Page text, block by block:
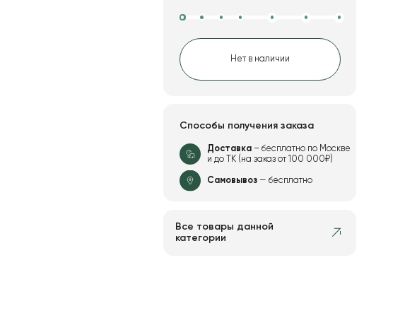
Нет в наличии
Способы получения заказа
Доставка– бесплатно по Москве
и до ТК (на заказ от 100 000₽)
Самовывоз— бесплатно
Все товары данной
категории